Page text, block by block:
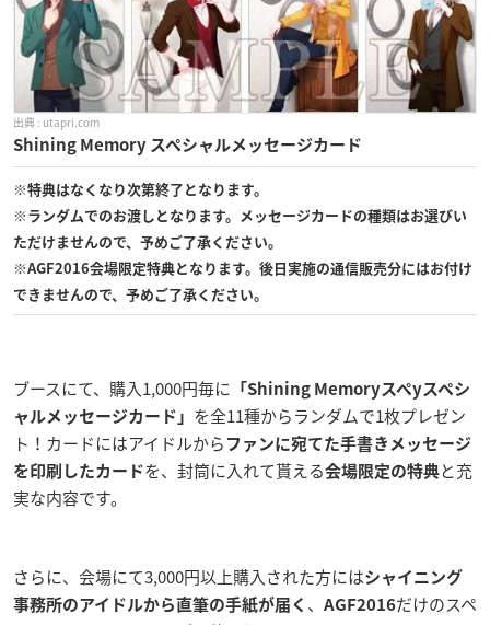
utapri.com
Shining Memory スペシャルメッセージカード
※特典はなくなり次第終了となります。
※ランダムでのお渡しとなります。メッセージカードの種類はお選びい
ただけませんので、予めご了承ください。
※AGF2016会場限定特典となります。後日実施の通信販売分にはお付け
できませんので、予めご了承ください。
ブースにて、購入1,000円毎に 「Shining Memoryスペyスペシ
ャルメッセージカード」 を全11種からランダムで1枚プレゼン
ト！カードにはアイドルから ファンに宛てた手書きメッセージ
を印刷したカードを、封筒に入れて貰える会場限定の特典と充
実な内容です。
さらに、会場にて3,000円以上購入された方にはシャイニング
事務所のアイドルから直筆の手紙が届く 、 AGF2016だけのスペ